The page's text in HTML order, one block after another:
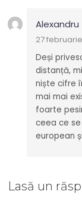
Alexandru
27
Deși
distanță,
niște cifre
mai mai
foarte
ceea ce
european
Lasă un